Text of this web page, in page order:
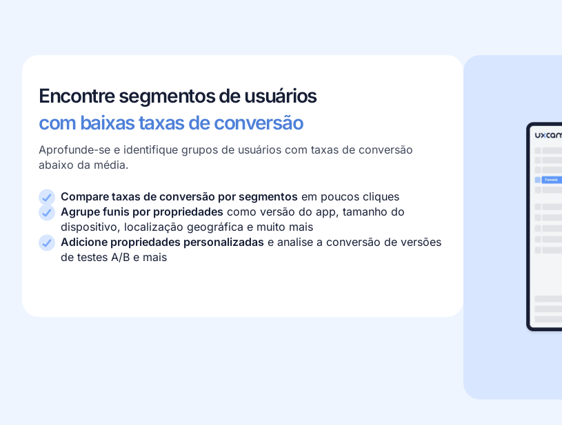
Encontre segmentos de usuários
com baixas taxas de conversão
Aprofunde-se e identifique grupos de usuários com taxas de conversão
abaixo da média.
Compare taxas de conversão por segmentos em poucos cliques
Agrupe funis por propriedades como versão do app, tamanho do
dispositivo, localização geográfica e muito mais
Adicione propriedades personalizadas e analise a conversão de versões
de testes A/B e mais